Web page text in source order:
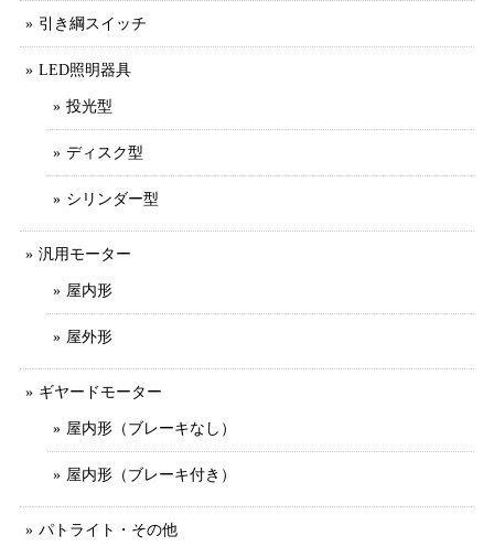
引き綱スイッチ
LED照明器具
投光型
ディスク型
シリンダー型
汎用モーター
屋内形
屋外形
ギヤードモーター
屋内形（ブレーキなし）
屋内形（ブレーキ付き）
パトライト・その他